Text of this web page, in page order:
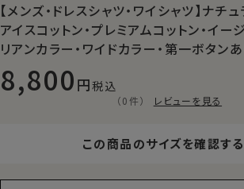
【メンズ・ドレスシャツ・ワイシャツ】ナチュ
アイスコットン・プレミアムコットン・イー
リアンカラー・ワイドカラー・第一ボタン
8,800 税込
（0件） レビューを見る
この商品のサイズを確認する